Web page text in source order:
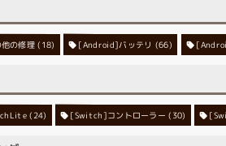
の修理 (18) [Android]バッテリ (66)
(24) [Switch]コントローラー (30)